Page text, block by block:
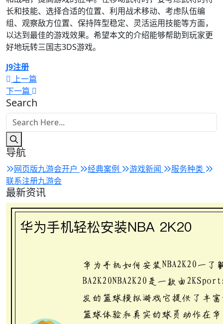
长和技能、选择合适的位置、利用战术移动、考虑队伍编
组、观察敌方位置、保持阵型稳定、灵活运用技能等方面，
以达到最佳的游戏效果。希望本文的介绍能够帮助到玩家更
好地玩转三国志3DS游戏。
J9注册
上一篇
下一篇
Search
导航
网页版九游会开户 经典案例 游戏新闻
服务种类
联系注册九游会
最新资讯